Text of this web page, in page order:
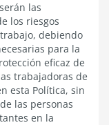
las
los riesgos
debiendo
para la
eficaz de
trabajadoras de
esta Política, sin
las personas
en la